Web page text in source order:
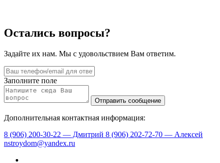
Остались вопросы?
Задайте их нам. Мы с удовольствием Вам ответим.
Заполните поле
Дополнительная контактная информация:
8 (906) 200-30-22 — Дмитрий 8 (906) 202-72-70 — Алексей
nstroydom@yandex.ru